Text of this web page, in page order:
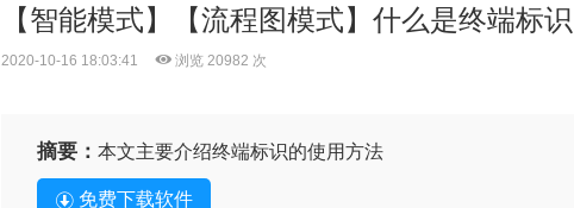
【智能模式】【流程图模式】什么是终端标识
2020-10-16 18:03:41 浏览 20982 次
摘要： 本文主要介绍终端标识的使用方法
免费下载软件